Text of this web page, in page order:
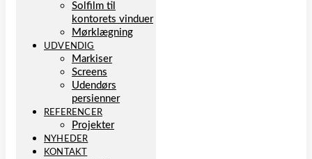
Solfilm til
kontorets vinduer
Mørklægning
UDVENDIG
Markiser
Screens
Udendørs
persienner
REFERENCER
Projekter
NYHEDER
KONTAKT